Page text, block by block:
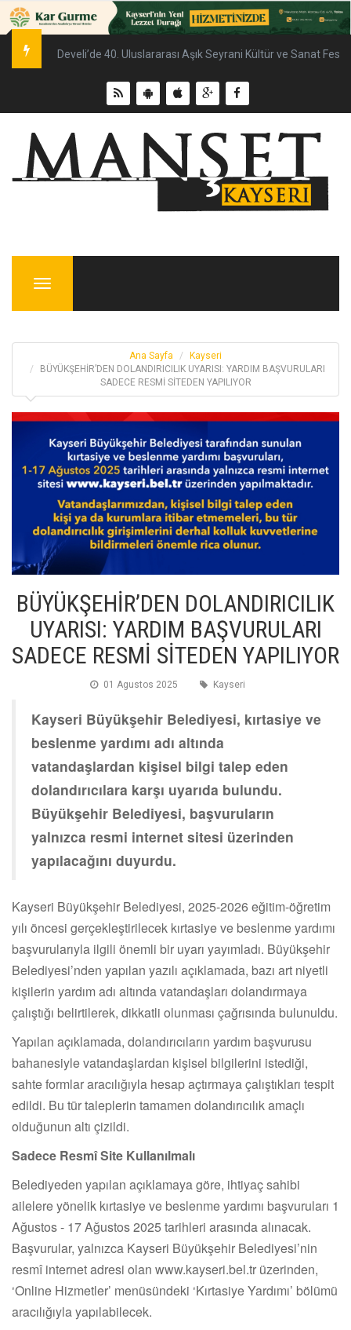
Develi’de 40. Uluslararası Aşık Seyrani Kültür ve Sanat
Menu
Ana Sayfa
Kayseri
BÜYÜKŞEHİR’DEN DOLANDIRICILIK UYARISI: YARDIM BAŞVURULARI
SADECE RESMİ SİTEDEN YAPILIYOR
BÜYÜKŞEHİR’DEN DOLANDIRICILIK
UYARISI: YARDIM BAŞVURULARI
SADECE RESMİ SİTEDEN YAPILIYOR
01 Agustos 2025 Kayseri
Kayseri Büyükşehir Belediyesi, kırtasiye ve
beslenme yardımı adı altında
vatandaşlardan kişisel bilgi talep eden
dolandırıcılara karşı uyarıda bulundu.
Büyükşehir Belediyesi, başvuruların
yalnızca resmi internet sitesi üzerinden
yapılacağını duyurdu.
Kayseri Büyükşehir Belediyesi, 2025-2026 eğitim-öğretim
yılı öncesi gerçekleştirilecek kırtasiye ve beslenme yardımı
başvurularıyla ilgili önemli bir uyarı yayımladı. Büyükşehir
Belediyesi’nden yapılan yazılı açıklamada, bazı art niyetli
kişilerin yardım adı altında vatandaşları dolandırmaya
çalıştığı belirtilerek, dikkatli olunması çağrısında bulunuldu.
Yapılan açıklamada, dolandırıcıların yardım başvurusu
bahanesiyle vatandaşlardan kişisel bilgilerini istediği,
sahte formlar aracılığıyla hesap açtırmaya çalıştıkları tespit
edildi. Bu tür taleplerin tamamen dolandırıcılık amaçlı
olduğunun altı çizildi.
Sadece Resmî Site Kullanılmalı
Belediyeden yapılan açıklamaya göre, ihtiyaç sahibi
ailelere yönelik kırtasiye ve beslenme yardımı başvuruları 1
Ağustos - 17 Ağustos 2025 tarihleri arasında alınacak.
Başvurular, yalnızca Kayseri Büyükşehir Belediyesi’nin
resmî internet adresi olan www.kayseri.bel.tr üzerinden,
‘Online Hizmetler’ menüsündeki ‘Kırtasiye Yardımı’ bölümü
aracılığıyla yapılabilecek.